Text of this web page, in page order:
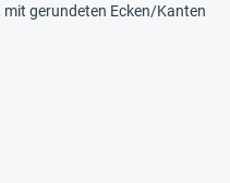
gerundeten Ecken/Kanten